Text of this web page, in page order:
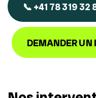
📞 +41 78 319 32
DEMANDER UN